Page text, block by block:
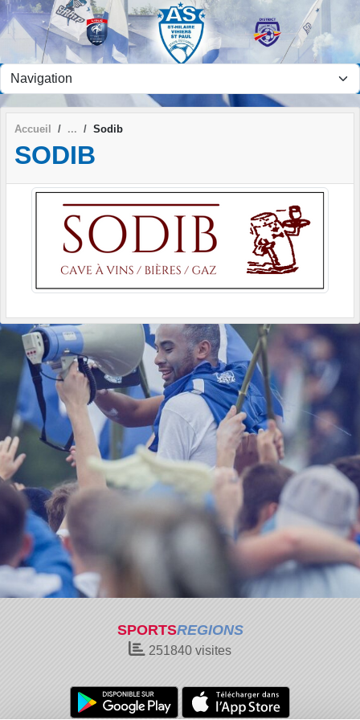
Accueil Sodib
SODIB
SPORTSREGIONS
251840 visites
Panneau de gestion des cookies